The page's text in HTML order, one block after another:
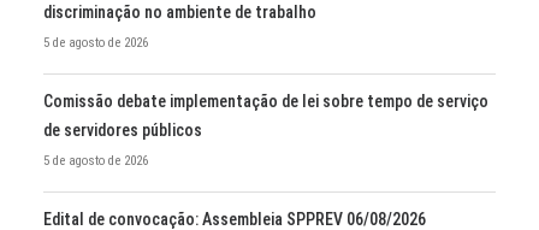
discriminação no ambiente de trabalho
5 de agosto de 2026
Comissão debate implementação de lei sobre tempo de serviço
de servidores públicos
5 de agosto de 2026
Edital de convocação: Assembleia SPPREV 06/08/2026